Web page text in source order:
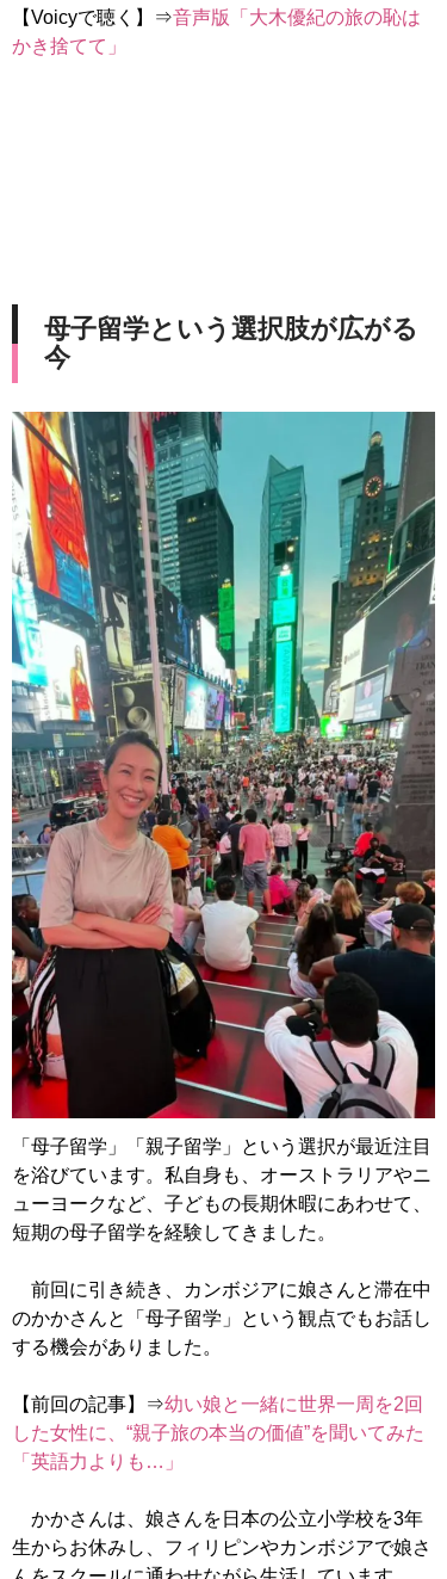
【Voicyで聴く】⇒音声版「大木優紀の旅の恥は
かき捨てて」
母子留学という選択肢が広がる
今
「母子留学」「親子留学」という選択が最近注目
を浴びています。私自身も、オーストラリアやニ
ューヨークなど、子どもの長期休暇にあわせて、
短期の母子留学を経験してきました。
前回に引き続き、カンボジアに娘さんと滞在中
のかかさんと「母子留学」という観点でもお話し
する機会がありました。
【前回の記事】⇒幼い娘と一緒に世界一周を2回
した女性に、“親子旅の本当の価値”を聞いてみた
「英語力よりも…」
かかさんは、娘さんを日本の公立小学校を3年
生からお休みし、フィリピンやカンボジアで娘さ